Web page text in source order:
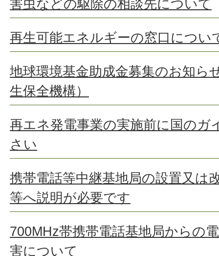
害虫などの駆除の相談先について
再生可能エネルギーの窓口につい
地球環境基金助成金募集のお知ら
生保全機構）
再エネ発電事業の実施前に国のガ
さい
携帯電話等中継基地局の設置又は
等へ説明が必要です
700MHz帯携帯電話基地局からの
害について